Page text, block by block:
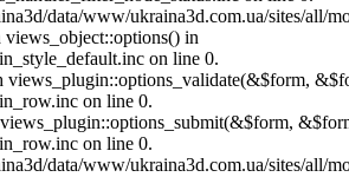
data/www/ukraina3d.com.ua/sites/all/
in
on line 0.
on line 0.
on line 0.
data/www/ukraina3d.com.ua/sites/all/